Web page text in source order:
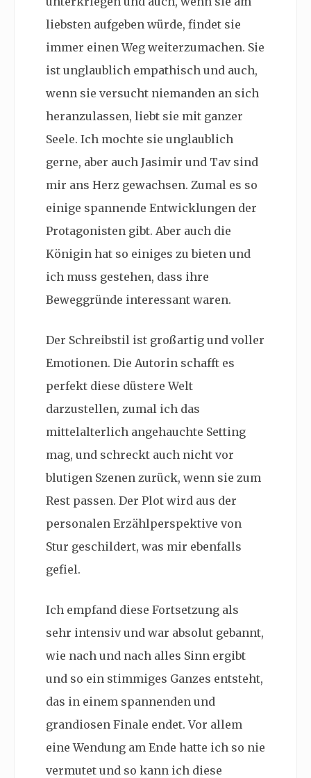
liebsten aufgeben würde, findet sie
immer einen Weg weiterzumachen. Sie
ist unglaublich empathisch und auch,
wenn sie versucht niemanden an sich
heranzulassen, liebt sie mit ganzer
Seele. Ich mochte sie unglaublich
gerne, aber auch Jasimir und Tav sind
mir ans Herz gewachsen. Zumal es so
einige spannende Entwicklungen der
Protagonisten gibt. Aber auch die
Königin hat so einiges zu bieten und
ich muss gestehen, dass ihre
Beweggründe interessant waren.
Der Schreibstil ist großartig und voller
Emotionen. Die Autorin schafft es
perfekt diese düstere Welt
darzustellen, zumal ich das
mittelalterlich angehauchte Setting
mag, und schreckt auch nicht vor
blutigen Szenen zurück, wenn sie zum
Rest passen. Der Plot wird aus der
personalen Erzählperspektive von
Stur geschildert, was mir ebenfalls
gefiel.
Ich empfand diese Fortsetzung als
sehr intensiv und war absolut gebannt,
wie nach und nach alles Sinn ergibt
und so ein stimmiges Ganzes entsteht,
das in einem spannenden und
grandiosen Finale endet. Vor allem
eine Wendung am Ende hatte ich so nie
vermutet und so kann ich diese